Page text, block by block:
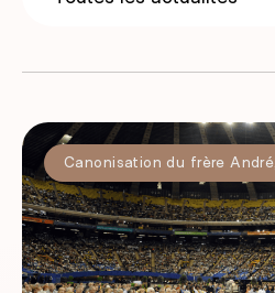
Canonisation du frère André